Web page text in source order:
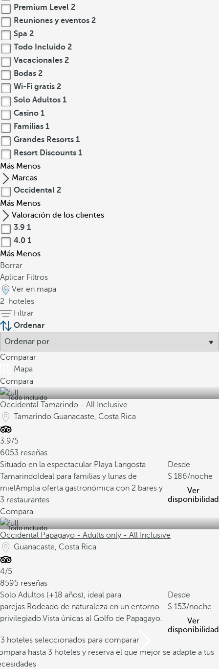
Premium Level 2
Reuniones y eventos 2
Spa 2
Todo Incluido 2
Vacacionales 2
Bodas 2
Wi-Fi gratis 2
Solo Adultos 1
Casino 1
Familias 1
Grandes Resorts 1
Resort Discounts 1
Más Menos
Marcas
Occidental 2
Más Menos
Valoración de los clientes
3.9 1
4.0 1
Más Menos
Borrar
Aplicar Filtros
Ver en mapa
2
hoteles
Filtrar
Ordenar
Comparar
Mapa
Compara
Todo incluido
Occidental Tamarindo - All Inclusive
Tamarindo Guanacaste, Costa Rica
3.9/5
6053 reseñas
Situado en la espectacular Playa Langosta
Tamarindo Ideal para familias y lunas de
mielAmplia oferta gastronómica con 2 bares y
3 restaurantes
Desde
186/noche
Ver
disponibilidad
Compara
Todo incluido
Occidental Papagayo - Adults only - All Inclusive
Guanacaste, Costa Rica
4/5
8595 reseñas
Solo Adultos (+18 años), ideal para
parejas.Rodeado de naturaleza en un entorno
privilegiado.Vista únicas al Golfo de Papagayo.
Desde
153/noche
Ver
disponibilidad
hoteles seleccionados para comparar
hasta 3 hoteles y reserva el que mejor se adapte a tus